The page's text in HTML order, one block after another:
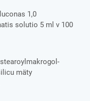
1,0
solutio 5 ml v 100
mäty